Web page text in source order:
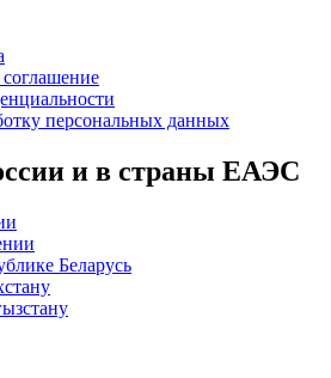
соглашение
персональных данных
и в страны ЕАЭС
Беларусь